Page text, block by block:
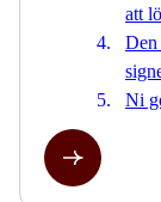
att
Den
Ni